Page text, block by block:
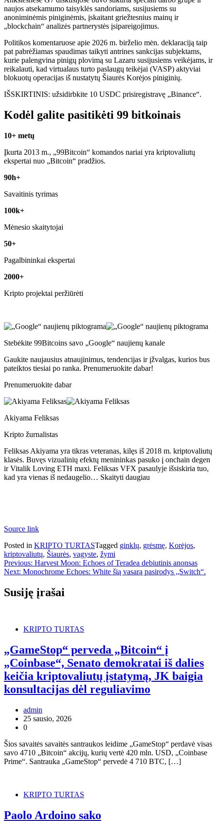
naujos atsekamumo taisyklės sandoriams, susijusiems su
anoniminėmis piniginėmis, įskaitant griežtesnius mainų ir
„blockchain“ analizės partnerystės įsipareigojimus.
Politikos komentaruose apie 2026 m. birželio mėn. deklaraciją taip
pat pabrėžiamas spaudimas taikyti antrines sankcijas subjektams,
kurie palengvina pinigų plovimą su Lazaru susijusiems veikėjams, ir
reikalauti, kad virtualaus turto paslaugų teikėjai (VASP) aktyviai
blokuotų operacijas iš nustatytų Šiaurės Korėjos piniginių.
IŠSKIRTINIS: užsidirbkite 10 USDC prisiregistravę „Binance“.
Kodėl galite pasitikėti 99 bitkoinais
10+ metų
Įkurta 2013 m., „99Bitcoin“ komandos nariai yra kriptovaliutų
ekspertai nuo „Bitcoin“ pradžios.
90h+
Savaitinis tyrimas
100k+
Mėnesio skaitytojai
50+
Pagalbininkai ekspertai
2000+
Kripto projektai peržiūrėti
Stebėkite 99Bitcoins savo „Google“ naujienų kanale
Gaukite naujausius atnaujinimus, tendencijas ir įžvalgas, kurios bus
pateiktos tiesiai po ranka. Prenumeruokite dabar!
Prenumeruokite dabar
Akiyama Feliksas
Kripto žurnalistas
Feliksas Akiyama yra tikras veteranas, kilęs iš 2018 m. kriptovaliutų
klasės. Buvęs vizualinių efektų menininkas pasuko į onchain degen
ir Vitalik Loving ETH maxi. Feliksas VFX pasaulyje išsiskiria tuo,
kad yra vienas iš nedaugelio… Skaityti daugiau
Source link
Posted in KRIPTO TURTASTagged ginklų, grėsmę, Korėjos,
kriptovaliutų, Šiaurės, vagyste, žymi
Navigacija
tarp
įrašų
Previous: Harvest Moon: Echoes of Teradea debiutinis anonsas
Next: Monochrome Echoes: White šią vasarą pasirodys „Switch“.
Susiję įrašai
KRIPTO TURTAS
„GameStop“ perveda „Bitcoin“ į
„Coinbase“, Senato demokratai iš dalies
keičia kriptovaliutų įstatymą, JK baigia
konsultacijas dėl reguliavimo
admin
25 sausio, 2026
0
Šios savaitės savaitės santraukos leidime „GameStop“ perdavė visas
savo 4710 „Bitcoin“ akcijų, kurių vertė 420 mln. USD, „Coinbase
Prime“. Santrauka „GameStop“ pervedė 4 710 BTC, […]
KRIPTO TURTAS
Paolo Ardoino sako